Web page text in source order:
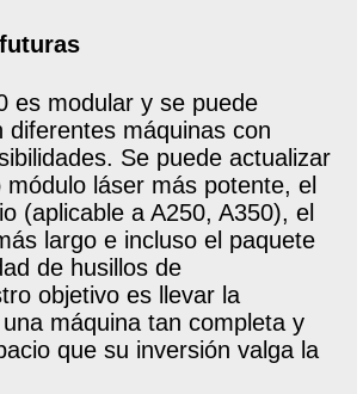
es modular y se puede
diferentes máquinas con
Se puede actualizar
láser más potente, el
(aplicable a A250, A350), el
largo e incluso el paquete
de husillos de
objetivo es llevar la
máquina tan completa y
que su inversión valga la